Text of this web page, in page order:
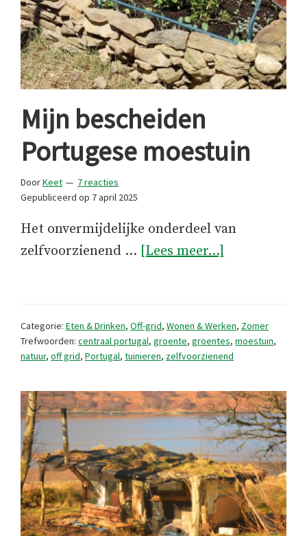
Mijn bescheiden
Portugese moestuin
DoorKeet
7 reacties
Gepubliceerd op 7 april 2025
Het onvermijdelijke onderdeel van
zelfvoorzienend … [Lees meer...]
Categorie: Eten & Drinken, Off-grid, Wonen & Werken, Zomer
Trefwoorden: centraal portugal, groente, groentes, moestuin,
natuur, off grid, Portugal, tuinieren, zelfvoorzienend